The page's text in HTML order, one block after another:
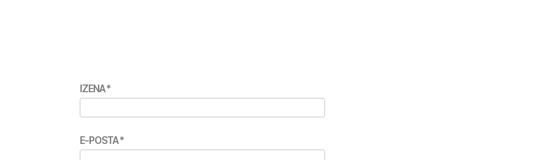
IZENA*
E-POSTA*